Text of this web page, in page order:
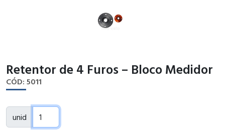
Retentor de 4 Furos – Bloco Medidor
CÓD: 5011
unid